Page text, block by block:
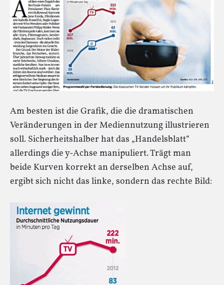
Am besten ist die Grafik, die die dramatischen
Veränderungen in der Mediennutzung illustrieren
soll. Sicherheitshalber hat das „Handelsblatt“
allerdings die y-Achse manipuliert. Trägt man
beide Kurven korrekt an derselben Achse auf,
ergibt sich nicht das linke, sondern das rechte Bild: